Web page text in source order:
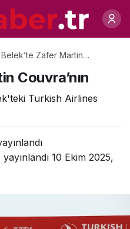
Belek’te Zafer Martin
Couvra’nın
Turkish Airlines
yayınlandı 10 Ekim 2025,
0 Paylaş